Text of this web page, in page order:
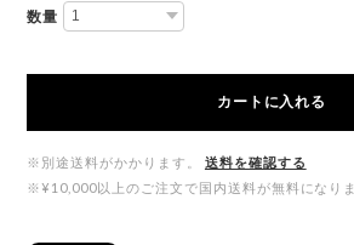
数量
カートに入れる
※別途送料がかかります。
送料を確認する
※¥10,000以上のご注文で国内送料が無料になりま